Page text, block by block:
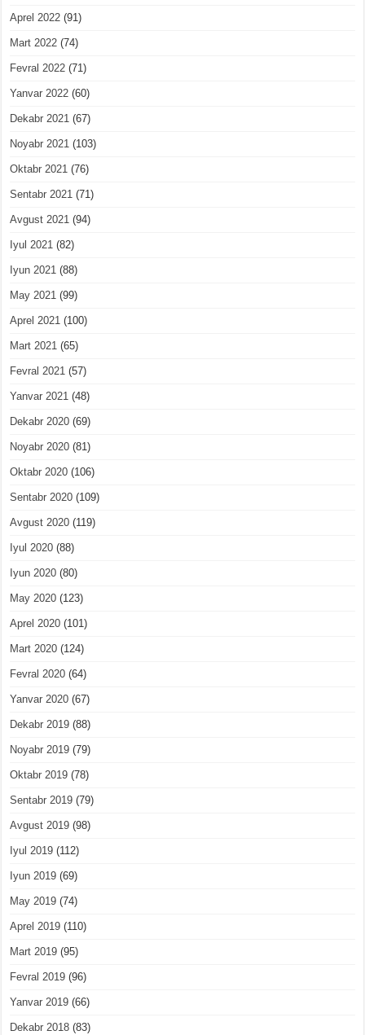
Aprel 2022 (91)
Mart 2022 (74)
Fevral 2022 (71)
Yanvar 2022 (60)
Dekabr 2021 (67)
Noyabr 2021 (103)
Oktabr 2021 (76)
Sentabr 2021 (71)
Avgust 2021 (94)
Iyul 2021 (82)
Iyun 2021 (88)
May 2021 (99)
Aprel 2021 (100)
Mart 2021 (65)
Fevral 2021 (57)
Yanvar 2021 (48)
Dekabr 2020 (69)
Noyabr 2020 (81)
Oktabr 2020 (106)
Sentabr 2020 (109)
Avgust 2020 (119)
Iyul 2020 (88)
Iyun 2020 (80)
May 2020 (123)
Aprel 2020 (101)
Mart 2020 (124)
Fevral 2020 (64)
Yanvar 2020 (67)
Dekabr 2019 (88)
Noyabr 2019 (79)
Oktabr 2019 (78)
Sentabr 2019 (79)
Avgust 2019 (98)
Iyul 2019 (112)
Iyun 2019 (69)
May 2019 (74)
Aprel 2019 (110)
Mart 2019 (95)
Fevral 2019 (96)
Yanvar 2019 (66)
Dekabr 2018 (83)